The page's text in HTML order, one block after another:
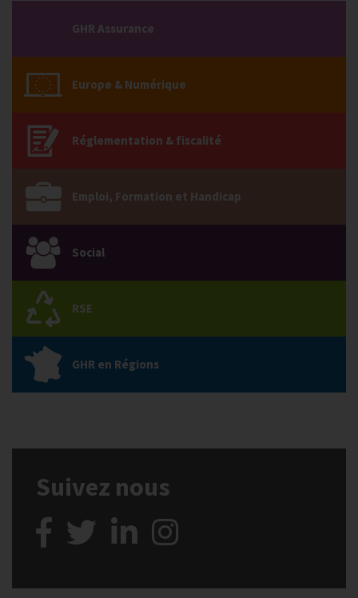
GHR Assurance
Europe & Numérique
Réglementation & fiscalité
Emploi, Formation et Handicap
Social
RSE
GHR en Régions
Suivez nous